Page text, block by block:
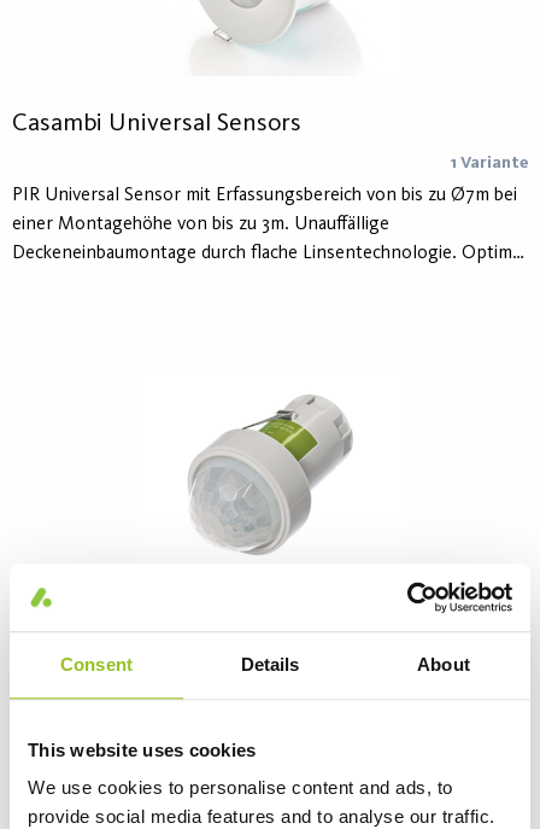
Consent Details About
This website uses cookies
We use cookies to personalise content and ads, to
provide social media features and to analyse our traffic.
Casambi Universal Sensors
1 Variante
PIR Universal Sensor mit Erfassungsbereich von bis zu Ø7m bei
einer Montagehöhe von bis zu 3m. Unauffällige
Deckeneinbaumontage durch flache Linsentechnologie. Optimal
Cold Area Sensor
2 Varianten
Dieser PIR-Sensor wurde speziell für Bereiche mit niedrigen
Standardsensoren nur für Temperaturbereiche bis -20 C°
ausgelegt sind, enthält dieser PIR-Sensor besondere
elektronische Bauteile, die Temperaturen unter -20 C°